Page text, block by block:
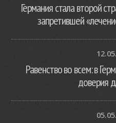
Германия стала второй
запретившей
Равенство во всем: в
доверия